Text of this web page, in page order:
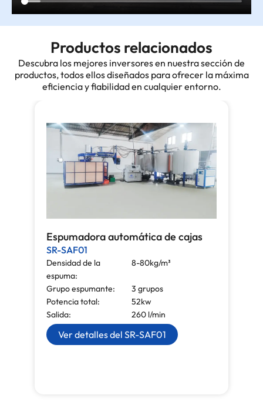
Productos relacionados
Descubra los mejores inversores en nuestra sección de
productos, todos ellos diseñados para ofrecer la máxima
eficiencia y fiabilidad en cualquier entorno.
Espumadora automática de cajas
SR-SAF01
Densidad de la
espuma:
8-80kg/m³
Grupo espumante:
3 grupos
Potencia total:
52kw
Salida:
260 l/min
Ver detalles del SR-SAF01